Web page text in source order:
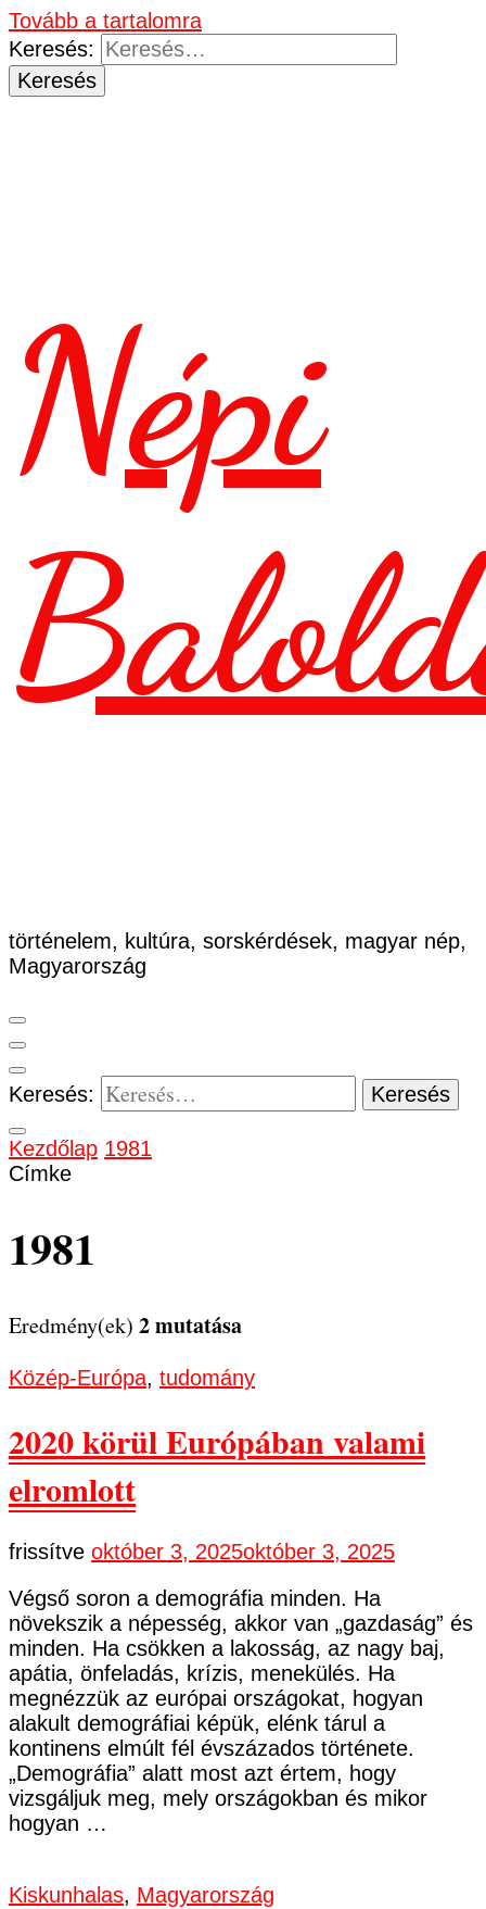
Tovább a tartalomra
Keresés:
Népi
történelem, kultúra, sorskérdések, magyar nép,
Magyarország
Keresés:
Kezdőlap 1981
Címke
1981
Eredmény(ek) 2 mutatása
Közép-Európa, tudomány
2020 körül Európában valami
elromlott
frissítve október 3, 2025október 3, 2025
Végső soron a demográfia minden. Ha
növekszik a népesség, akkor van „gazdaság” és
minden. Ha csökken a lakosság, az nagy baj,
apátia, önfeladás, krízis, menekülés. Ha
megnézzük az európai országokat, hogyan
alakult demográfiai képük, elénk tárul a
kontinens elmúlt fél évszázados története.
„Demográfia” alatt most azt értem, hogy
vizsgáljuk meg, mely országokban és mikor
hogyan …
Kiskunhalas, Magyarország